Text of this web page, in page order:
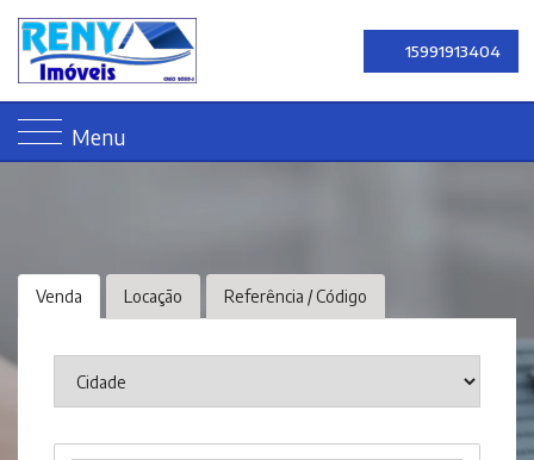
15991913404
Menu
Venda Locação Referência / Código